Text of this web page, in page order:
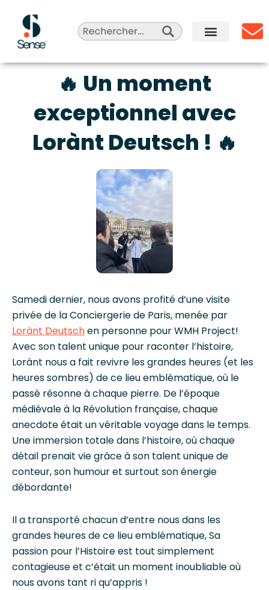
contenu
🔥 Un moment
exceptionnel avec
Lorànt Deutsch ! 🔥
Samedi dernier, nous avons profité d’une visite
privée de la Conciergerie de Paris, menée par
Lorànt Deutschen personne pour WMH Project!
Avec son talent unique pour raconter l’histoire,
Lorànt nous a fait revivre les grandes heures (et les
heures sombres) de ce lieu emblématique, où le
passé résonne à chaque pierre. De l’époque
médiévale à la Révolution française, chaque
anecdote était un véritable voyage dans le temps.
Une immersion totale dans l’histoire, où chaque
détail prenait vie grâce à son talent unique de
conteur, son humour et surtout son énergie
débordante!
Il a transporté chacun d’entre nous dans les
grandes heures de ce lieu emblématique, Sa
passion pour l’Histoire est tout simplement
contagieuse et c’était un moment inoubliable où
nous avons tant ri qu’appris !